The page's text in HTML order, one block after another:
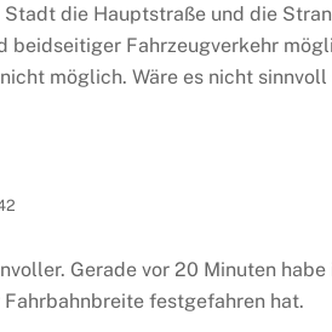
die Hauptstraße und die
beidseitiger Fahrzeugverkehr
möglich. Wäre es nicht
Gerade vor 20 Minuten
festgefahren hat.